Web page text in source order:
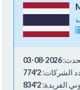
2026-08-03
الشركات:2'774
الفريدة:2'834